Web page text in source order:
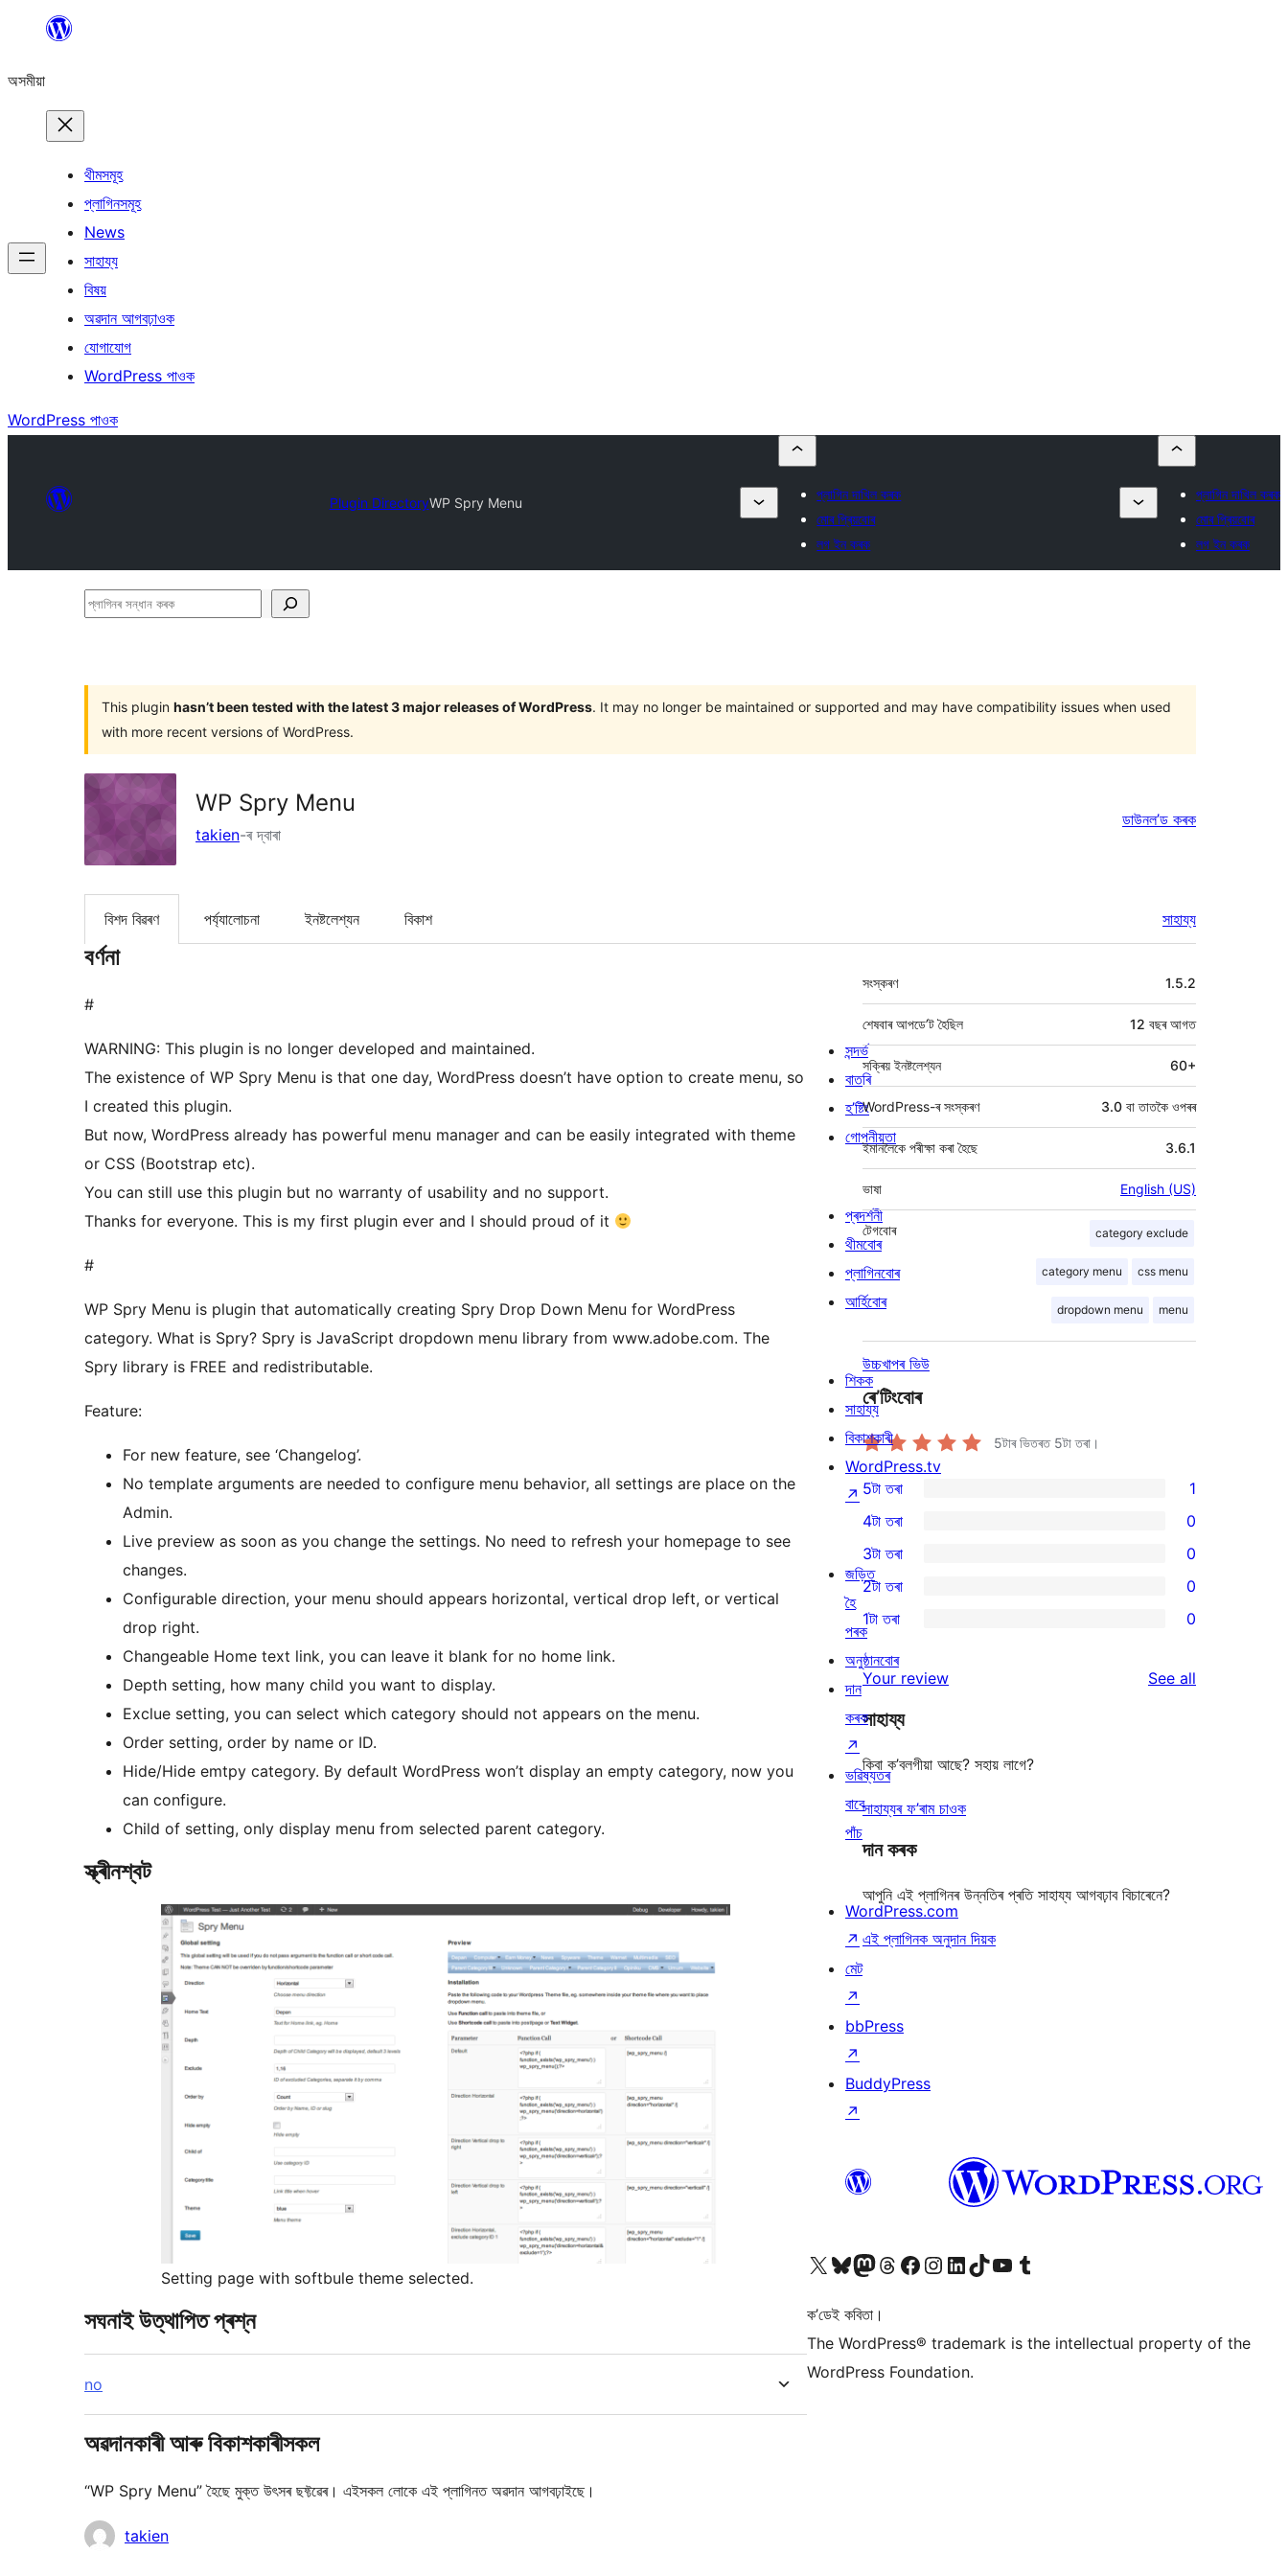
বিষয়বস্তুলৈ
অসমীয়া
থীমসমূহ
প্লাগিনসমূহ
News
সাহায্য
বিষয়
অৱদান আগবঢ়াওক
যোগাযোগ
WordPress পাওক
WordPress পাওক
Plugin DirectoryWP Spry Menu
প্লাগিন দাখিল কৰক
মোৰ প্ৰিয়বোৰ
লগ ইন কৰক
প্লাগিন দাখিল কৰক
মোৰ প্ৰিয়বোৰ
লগ ইন কৰক
প্লাগিনৰ
This plugin hasn’t been tested with the latest 3 major releases of WordPress. It may no longer be maintained or supported and may have compatibility issues when used
with more recent versions of WordPress.
WP Spry Menu
takien-ৰ দ্বাৰা
ডাউনল’ড কৰক
বিশদ বিৱৰণ পৰ্য্যালোচনা ইনষ্টলেশ্যন বিকাশ সাহায্য
বৰ্ণনা
#
WARNING: This plugin is no longer developed and maintained.
The existence of WP Spry Menu is that one day, WordPress doesn’t have option to create menu, so
I created this plugin.
But now, WordPress already has powerful menu manager and can be easily integrated with theme
or CSS (Bootstrap etc).
You can still use this plugin but no warranty of usability and no support.
Thanks for everyone. This is my first plugin ever and I should proud of it
#
WP Spry Menu is plugin that automatically creating Spry Drop Down Menu for WordPress
category. What is Spry? Spry is JavaScript dropdown menu library from www.adobe.com. The
Spry library is FREE and redistributable.
Feature:
For new feature, see ‘Changelog’.
No template arguments are needed to configure menu behavior, all settings are place on the
Admin.
Live preview as soon as you change the settings. No need to refresh your homepage to see
changes.
Configurable direction, your menu should appears horizontal, vertical drop left, or vertical
drop right.
Changeable Home text link, you can leave it blank for no home link.
Depth setting, how many child you want to display.
Exclue setting, you can select which category should not appears on the menu.
Order setting, order by name or ID.
Hide/Hide emtpy category. By default WordPress won’t display an empty category, now you
can configure.
Child of setting, only display menu from selected parent category.
স্ক্ৰীনশ্বট
Setting page with softbule theme selected.
সঘনাই উত্থাপিত প্ৰশ্ন
no
অৱদানকাৰী আৰু বিকাশকাৰীসকল
“WP Spry Menu” হৈছে মুক্ত উৎসৰ ছফ্টৱেৰ। এইসকল লোকে এই প্লাগিনত অৱদান আগবঢ়াইছে।
অৱদানকাৰীসকল
takien
মেটা 1.5.2
সংস্কৰণ
12 বছৰআগত
শেষবাৰ আপডে’ট হৈছিল
সক্ৰিয় ইনষ্টলেশ্যন 60+
WordPress-ৰ সংস্কৰণ 3.0 বা তাতকৈ ওপৰৰ
ইমানলৈকে পৰীক্ষা কৰা হৈছে 3.6.1
ভাষা English (US)
category exclude
category menu css menu
dropdown menu menu
টেগবোৰ
উচ্চখাপৰ ভিউ
ৰে’টিংবোৰ
5টাৰ ভিতৰত 5টা তৰা।
1
5-
star
review
5টা তৰা 1
4-
star
reviews
4টা তৰা 0
0
3-
star
reviews
3টা তৰা 0
2-
star
reviews
2টা তৰা 0
0
1-
star
reviews
1টা তৰা 0
Your review See all
সাহায্য
কিবা ক’বলগীয়া আছে? সহায় লাগে?
সাহায্যৰ ফ’ৰাম চাওক
দান কৰক
আপুনি এই প্লাগিনৰ উন্নতিৰ প্ৰতি সাহায্য আগবঢ়াব বিচাৰেনে?
এই প্লাগিনক অনুদান দিয়ক
সন্দৰ্ভ
বাতৰি
হ’ষ্টিং
গোপনীয়তা
প্ৰদৰ্শনী
থীমবোৰ
প্লাগিনবোৰ
আৰ্হিবোৰ
শিকক
সাহায্য
বিকাশকাৰী
WordPress.tv
↗
জড়িত
হৈ
পৰক
অনুষ্ঠানবোৰ
দান
কৰক
↗
ভৱিষ্যতৰ
বাবে
পাঁচ
WordPress.com
↗
মেট
↗
bbPress
↗
BuddyPress
↗
আমাৰ X (আগৰ Twitter) একাউণ্টলৈ যাওকআমাৰ Bluesky একাউণ্টলৈ যাওকআমাৰ Mastodon একাউণ্টলৈ যাওকআমাৰ Threads একাউণ্টলৈ যাওকআমাৰ Facebook পৃষ্ঠালৈ যাওকআমাৰ Instagram একাউণ্টলৈ যাওকআমাৰ LinkedIn একাউণ্টলৈ যাওকআমাৰ TikTok একাউণ্টলৈ যাওকআমাৰ YouTube চেনেললৈ যাওকআমাৰ Tumblr একাউণ্টলৈ যাওক
ক’ডেই কবিতা।
The WordPress® trademark is the intellectual property of the
WordPress Foundation.